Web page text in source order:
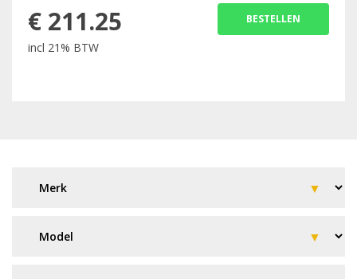
€ 211.25
incl 21% BTW
BESTELLEN